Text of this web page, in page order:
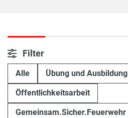
Filter
Alle Übung und Ausbildung
Öffentlichkeitsarbeit
Gemeinsam.Sicher.Feuerwehr